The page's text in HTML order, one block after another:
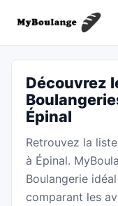
Découvrez
Épinal
Retrouvez la
à Épinal.
Boulangerie
comparant les